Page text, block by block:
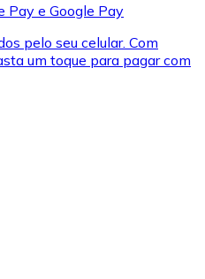
dinheiro e outros
Pay e Google Pay
pelo seu celular. Com
um toque para pagar com